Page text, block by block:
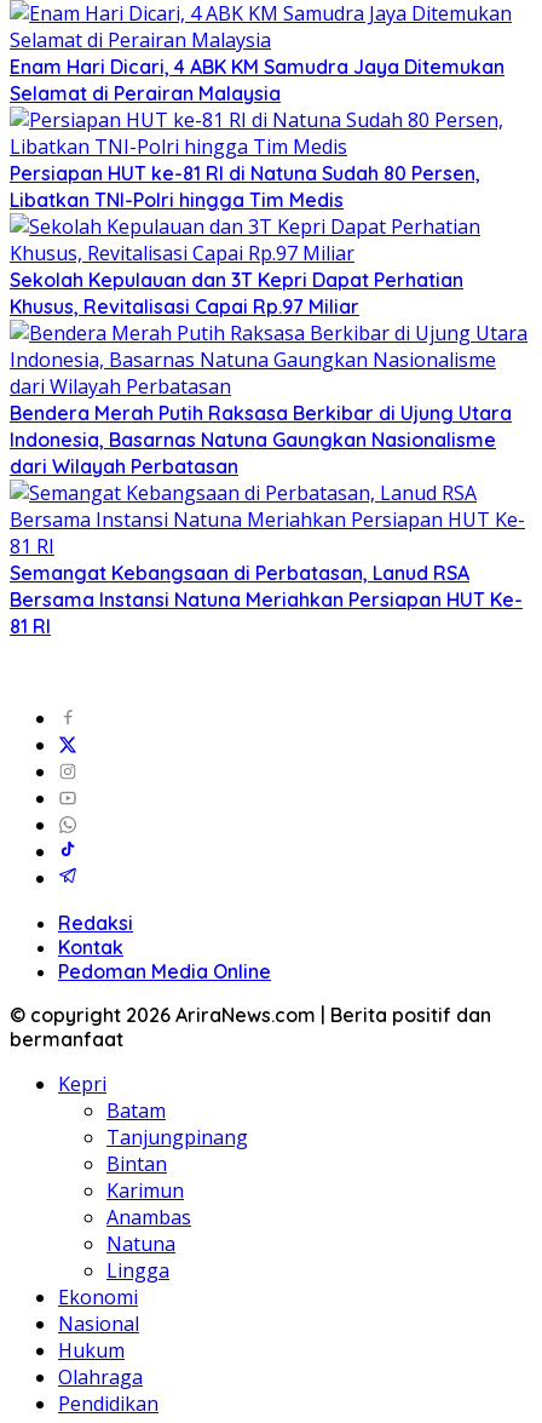
Enam Hari Dicari, 4 ABK KM Samudra Jaya Ditemukan
Selamat di Perairan Malaysia
Persiapan HUT ke-81 RI di Natuna Sudah 80 Persen,
Libatkan TNI-Polri hingga Tim Medis
Sekolah Kepulauan dan 3T Kepri Dapat Perhatian
Khusus, Revitalisasi Capai Rp.97 Miliar
Bendera Merah Putih Raksasa Berkibar di Ujung Utara
Indonesia, Basarnas Natuna Gaungkan Nasionalisme
dari Wilayah Perbatasan
Semangat Kebangsaan di Perbatasan, Lanud RSA
Bersama Instansi Natuna Meriahkan Persiapan HUT Ke-
81 RI
Redaksi
Kontak
Pedoman Media Online
© copyright 2026 AriraNews.com | Berita positif dan
bermanfaat
Kepri
Batam
Tanjungpinang
Bintan
Karimun
Anambas
Natuna
Lingga
Ekonomi
Nasional
Hukum
Olahraga
Pendidikan